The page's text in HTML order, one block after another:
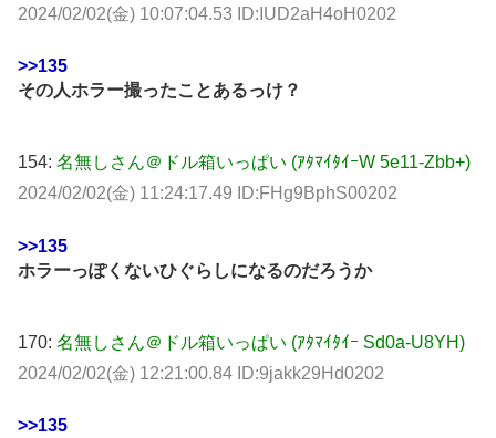
2024/02/02(金) 10:07:04.53 ID:IUD2aH4oH0202
>>135
その人ホラー撮ったことあるっけ？
154: 名無しさん＠ドル箱いっぱい (ｱﾀﾏｲﾀｲｰW 5e11-Zbb+)
2024/02/02(金) 11:24:17.49 ID:FHg9BphS00202
>>135
ホラーっぽくないひぐらしになるのだろうか
170: 名無しさん＠ドル箱いっぱい (ｱﾀﾏｲﾀｲｰ Sd0a-U8YH)
2024/02/02(金) 12:21:00.84 ID:9jakk29Hd0202
>>135